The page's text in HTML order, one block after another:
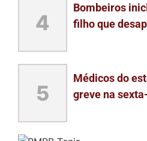
4
Bombeiros
filho que
5
Médicos do
greve na